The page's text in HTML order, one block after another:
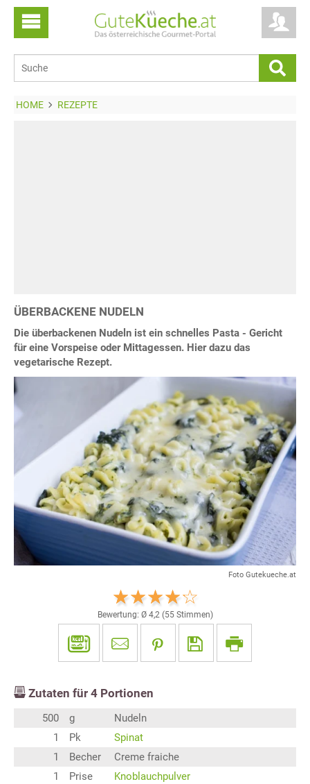
HOME REZEPTE
ÜBERBACKENE NUDELN
Die überbackenen Nudeln ist ein schnelles Pasta - Gericht
für eine Vorspeise oder Mittagessen. Hier dazu das
vegetarische Rezept.
Foto Gutekueche.at
Bewertung: Ø 4,2(55Stimmen)
Zutaten für 4 Portionen
500 g
Nudeln
1
Pk
Spinat
1
Becher
Creme fraiche
1
Prise
Knoblauchpulver